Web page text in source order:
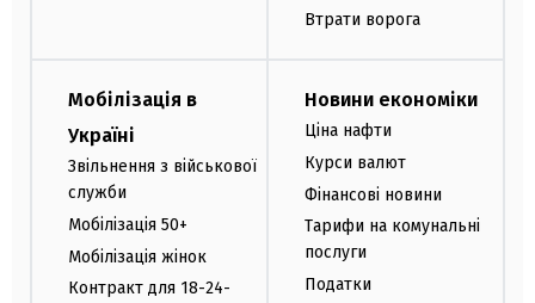
Втрати ворога
Мобілізація в
Україні
Звільнення з військової
служби
Мобілізація 50+
Мобілізація жінок
Контракт для 18-24-
Новини економіки
Ціна нафти
Курси валют
Фінансові новини
Тарифи на комунальні
послуги
Податки